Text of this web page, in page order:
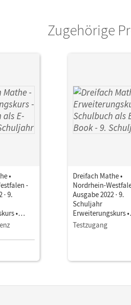
Zugehörige
•
-
· 9.
•
E-Book
Dreifach Mathe •
Nordrhein-
Ausgabe 2022 · 9.
Schuljahr
Erweiterungskurs •
Schulbuch als E-
Mit Medien
Testzugang